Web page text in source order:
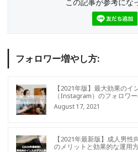
この記事が参考にな
フォロワー増やし方:
【2021年版】最大効果のイ
（Instagram）のフォロワ
August 17, 2021
【2021年最新版】成人男
のメリットと効果的な運用